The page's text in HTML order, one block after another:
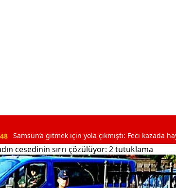
gitmek için yola çıkmıştı: Feci kazada hayatını kaybetti
cesedinin sırrı çözülüyor: 2 tutuklama